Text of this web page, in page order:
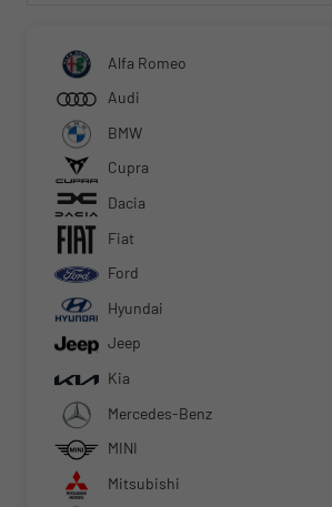
Alfa Romeo
Audi
BMW
Cupra
Dacia
Fiat
Ford
Hyundai
Jeep
Kia
Mercedes-Benz
MINI
Mitsubishi